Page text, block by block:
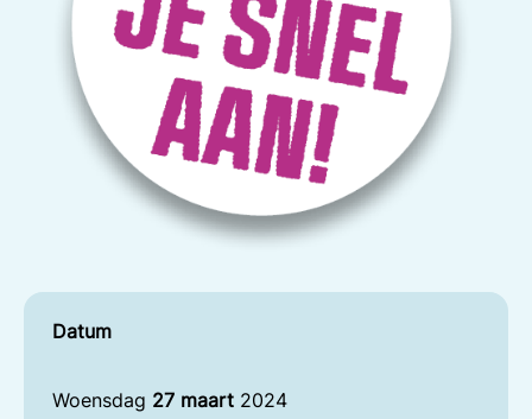
Datum
Woensdag 27 maart 2024